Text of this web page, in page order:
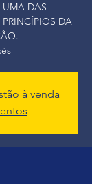
DAS
DA
à venda